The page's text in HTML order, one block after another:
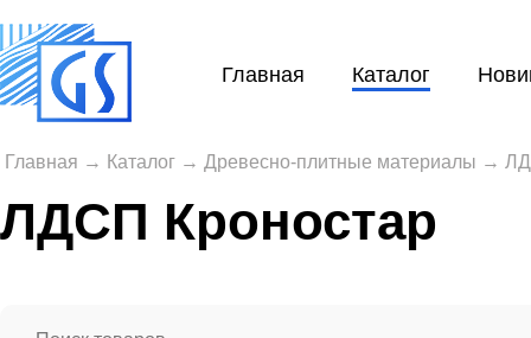
Главная Каталог
Главная → Каталог → Древесно-плитные материалы →
ЛДСП Кроностар